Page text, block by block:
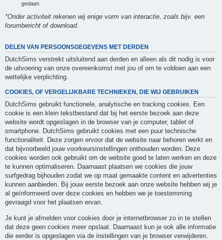
gedaan.
*Onder activiteit rekenen wij enige vorm van interactie, zoals bijv. een
forumbericht of download.
DELEN VAN PERSOONSGEGEVENS MET DERDEN
DutchSims verstrekt uitsluitend aan derden en alleen als dit nodig is voor
de uitvoering van onze overeenkomst met jou of om te voldoen aan een
wettelijke verplichting.
COOKIES, OF VERGELIJKBARE TECHNIEKEN, DIE WIJ GEBRUIKEN
DutchSims gebruikt functionele, analytische en tracking cookies. Een
cookie is een klein tekstbestand dat bij het eerste bezoek aan deze
website wordt opgeslagen in de browser van je computer, tablet of
smartphone. DutchSims gebruikt cookies met een puur technische
functionaliteit. Deze zorgen ervoor dat de website naar behoren werkt en
dat bijvoorbeeld jouw voorkeursinstellingen onthouden worden. Deze
cookies worden ook gebruikt om de website goed te laten werken en deze
te kunnen optimaliseren. Daarnaast plaatsen we cookies die jouw
surfgedrag bijhouden zodat we op maat gemaakte content en advertenties
kunnen aanbieden. Bij jouw eerste bezoek aan onze website hebben wij je
al geïnformeerd over deze cookies en hebben we je toestemming
gevraagd voor het plaatsen ervan.
Je kunt je afmelden voor cookies door je internetbrowser zo in te stellen
dat deze geen cookies meer opslaat. Daarnaast kun je ook alle informatie
die eerder is opgeslagen via de instellingen van je browser verwijderen.